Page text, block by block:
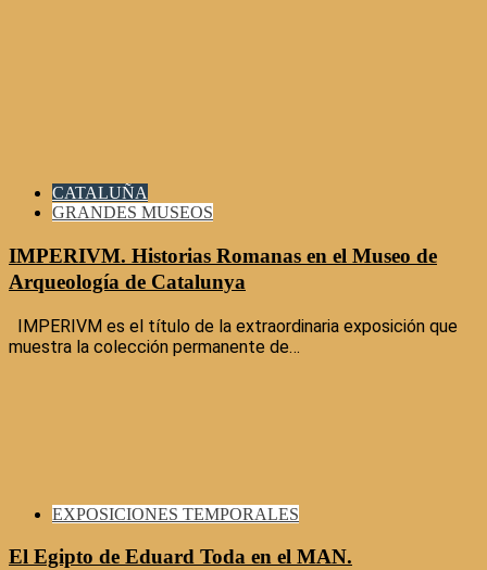
CATALUÑA
GRANDES MUSEOS
IMPERIVM. Historias Romanas en el Museo de
Arqueología de Catalunya
IMPERIVM es el título de la extraordinaria exposición que
muestra la colección permanente de…
EXPOSICIONES TEMPORALES
El Egipto de Eduard Toda en el MAN.